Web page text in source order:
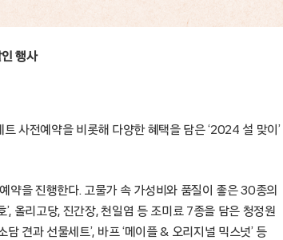
행사
사전예약을 비롯해 다양한 혜택을 담은 ‘2024 설 맞이’
약을 진행한다. 고물가 속 가성비와 품질이 좋은 30종의
올리고당, 진간장, 천일염 등 조미료 7종을 담은 청정원
담 견과 선물세트’, 바프 ‘메이플 & 오리지널 믹스넛’ 등